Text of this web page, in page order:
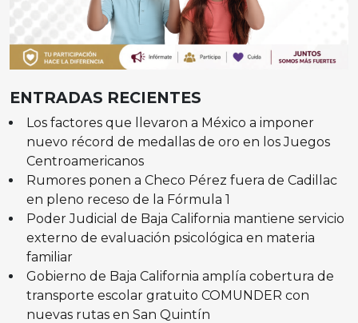
ENTRADAS RECIENTES
Los factores que llevaron a México a imponer
nuevo récord de medallas de oro en los Juegos
Centroamericanos
Rumores ponen a Checo Pérez fuera de Cadillac
en pleno receso de la Fórmula 1
Poder Judicial de Baja California mantiene servicio
externo de evaluación psicológica en materia
familiar
Gobierno de Baja California amplía cobertura de
transporte escolar gratuito COMUNDER con
nuevas rutas en San Quintín